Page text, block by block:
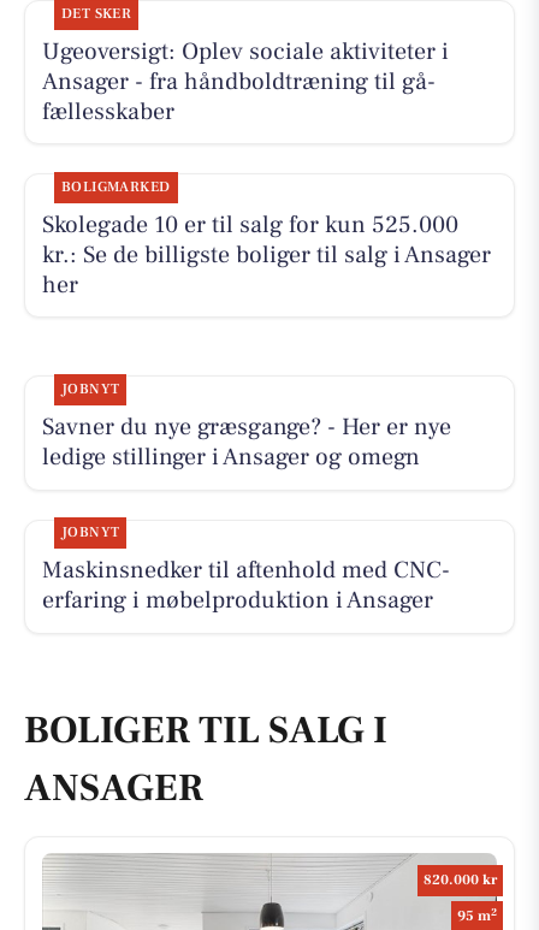
DET SKER
Ugeoversigt: Oplev sociale aktiviteter i
Ansager - fra håndboldtræning til gå-
fællesskaber
BOLIGMARKED
Skolegade 10 er til salg for kun 525.000
kr.: Se de billigste boliger til salg i Ansager
her
JOBNYT
Savner du nye græsgange? - Her er nye
ledige stillinger i Ansager og omegn
JOBNYT
Maskinsnedker til aftenhold med CNC-
erfaring i møbelproduktion i Ansager
BOLIGER TIL SALG I
ANSAGER
820.000 kr
95 m2